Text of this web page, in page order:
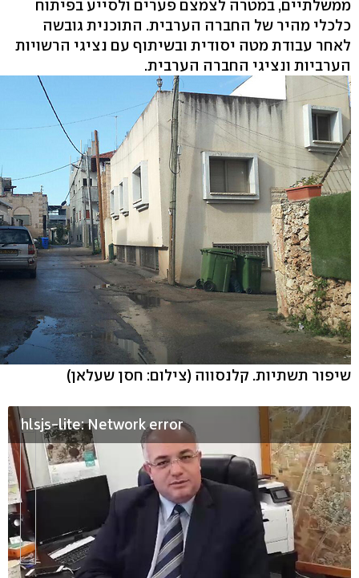
ממשלתיים, במטרה לצמצם פערים ולסייע בפיתוח
כלכלי מהיר של החברה הערבית. התוכנית גובשה
לאחר עבודת מטה יסודית ובשיתוף עם נציגי הרשויות
הערביות ונציגי החברה הערבית.
שיפור תשתיות. קלנסווה (צילום: חסן שעלאן)
hlsjs-lite: Network error